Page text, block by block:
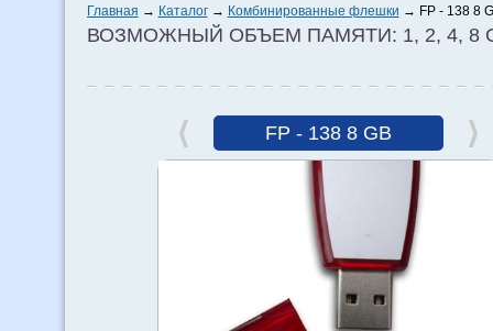
Главная Каталог Комбинированные флешки FP - 138 8
ВОЗМОЖНЫЙ ОБЪЕМ ПАМЯТИ: 1, 2, 4, 8
FP - 138 8 GB